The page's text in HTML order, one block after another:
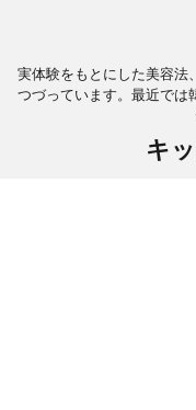
実体験をもとにした美容法
つづっています。最近では
キ